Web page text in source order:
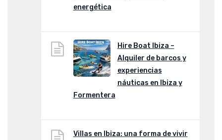
energética
Hire Boat Ibiza –
Alquiler de barcos y
experiencias
náuticas en Ibiza y
Formentera
Villas en Ibiza: una forma de vivir